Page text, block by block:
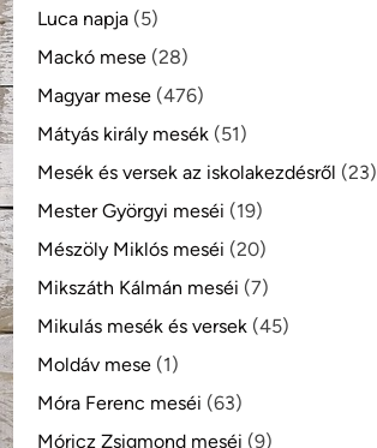
Luca napja (5)
Mackó mese (28)
Magyar mese (476)
Mátyás király mesék (51)
Mesék és versek az iskolakezdésről (23)
Mester Györgyi meséi (19)
Mészöly Miklós meséi (20)
Mikszáth Kálmán meséi (7)
Mikulás mesék és versek (45)
Moldáv mese (1)
Móra Ferenc meséi (63)
Móricz Zsigmond meséi (9)